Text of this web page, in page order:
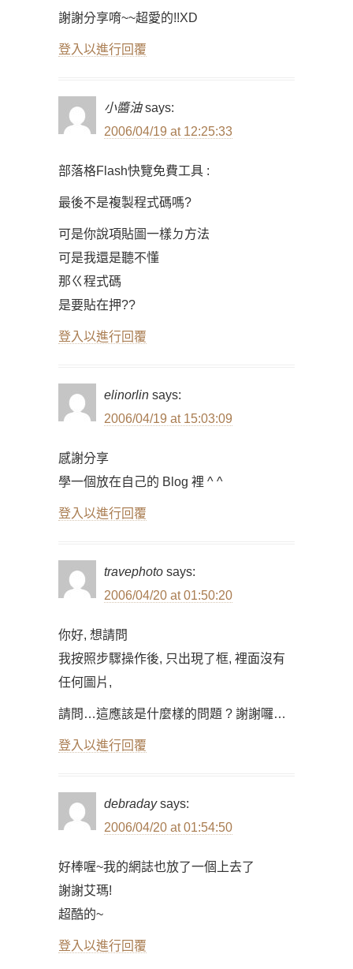
謝謝分享唷~~超愛的!!XD
登入以進行回覆
小醬油 says:
2006/04/19 at 12:25:33
部落格Flash快覽免費工具 :
最後不是複製程式碼嗎?
可是你說項貼圖一樣ㄉ方法
可是我還是聽不懂
那ㄍ程式碼
是要貼在押??
登入以進行回覆
elinorlin says:
2006/04/19 at 15:03:09
感謝分享
學一個放在自己的 Blog 裡 ^ ^
登入以進行回覆
travephoto says:
2006/04/20 at 01:50:20
你好, 想請問
我按照步驟操作後, 只出現了框, 裡面沒有
任何圖片,
請問…這應該是什麼樣的問題 ? 謝謝囉…
登入以進行回覆
debraday says:
2006/04/20 at 01:54:50
好棒喔~我的網誌也放了一個上去了
謝謝艾瑪!
超酷的~
登入以進行回覆